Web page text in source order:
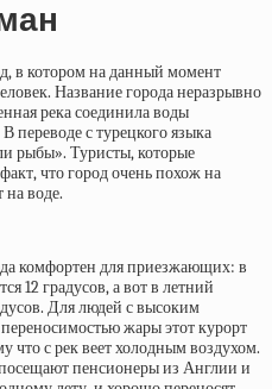
в котором на данный момент
Название города неразрывно
река соединила воды
переводе с турецкого языка
рыбы». Туристы, которые
что город очень похож на
воде.
комфортен для приезжающих: в
12 градусов, а вот в летний
Для людей с высоким
жары этот курорт
что с рек веет холодным воздухом.
пенсионеры из Англии и